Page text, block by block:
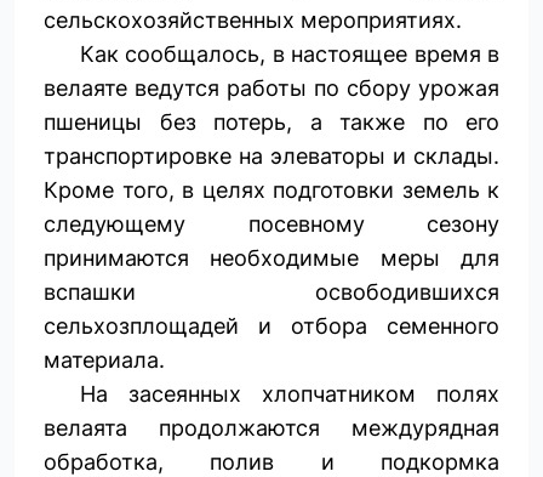
сельскохозяйственных мероприятиях.
Как сообщалось, в настоящее время в
велаяте ведутся работы по сбору урожая
пшеницы без потерь, а также по его
транспортировке на элеваторы и склады.
Кроме того, в целях подготовки земель к
следующему посевному сезону
принимаются необходимые меры для
вспашки освободившихся
сельхозплощадей и отбора семенного
материала.
На засеянных хлопчатником полях
велаята продолжаются междурядная
обработка, полив и подкормка